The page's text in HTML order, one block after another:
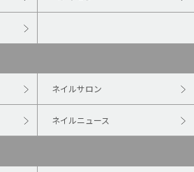
ネイルサロン
ネイルニュース